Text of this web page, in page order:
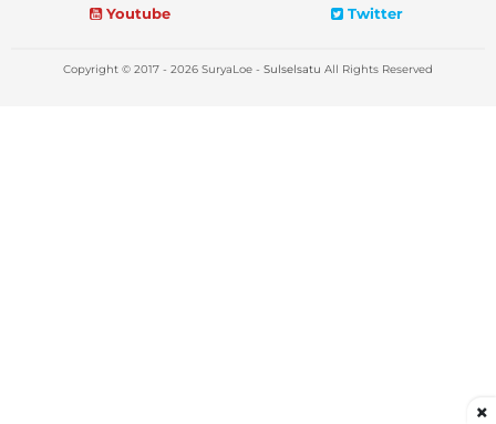
Youtube
Twitter
Copyright © 2017 - 2026 SuryaLoe - Sulselsatu All Rights Reserved
×